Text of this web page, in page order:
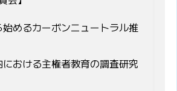
始めるカーボンニュートラル推
おける主権者教育の調査研究